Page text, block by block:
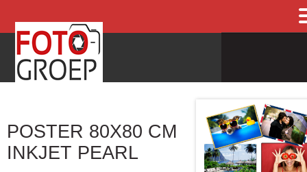
POSTER 80X80 CM
INKJET PEARL